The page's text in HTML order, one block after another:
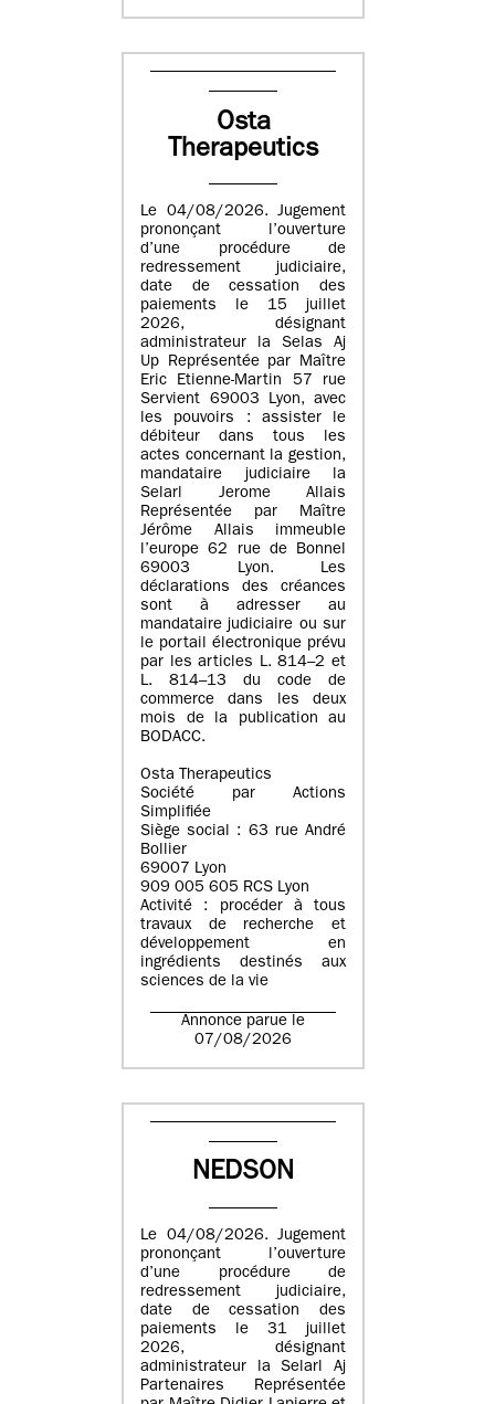
Osta
Therapeutics
Le 04/08/2026. Jugement
prononçant l’ouverture
d’une procédure de
redressement judiciaire,
date de cessation des
paiements le 15 juillet
2026, désignant
administrateur la Selas Aj
Up Représentée par Maître
Eric Etienne-Martin 57 rue
Servient 69003 Lyon, avec
les pouvoirs : assister le
débiteur dans tous les
actes concernant la gestion,
mandataire judiciaire la
Selarl Jerome Allais
Représentée par Maître
Jérôme Allais immeuble
l’europe 62 rue de Bonnel
69003 Lyon. Les
déclarations des créances
sont à adresser au
mandataire judiciaire ou sur
le portail électronique prévu
par les articles L. 814–2 et
L. 814–13 du code de
commerce dans les deux
mois de la publication au
BODACC.
Osta Therapeutics
Société par Actions
Simplifiée
Siège social : 63 rue André
Bollier
69007 Lyon
909 005 605 RCS Lyon
Activité : procéder à tous
travaux de recherche et
développement en
ingrédients destinés aux
sciences de la vie
Annonce parue le
07/08/2026
NEDSON
Le 04/08/2026. Jugement
prononçant l’ouverture
d’une procédure de
redressement judiciaire,
date de cessation des
paiements le 31 juillet
2026, désignant
administrateur la Selarl Aj
Partenaires Représentée